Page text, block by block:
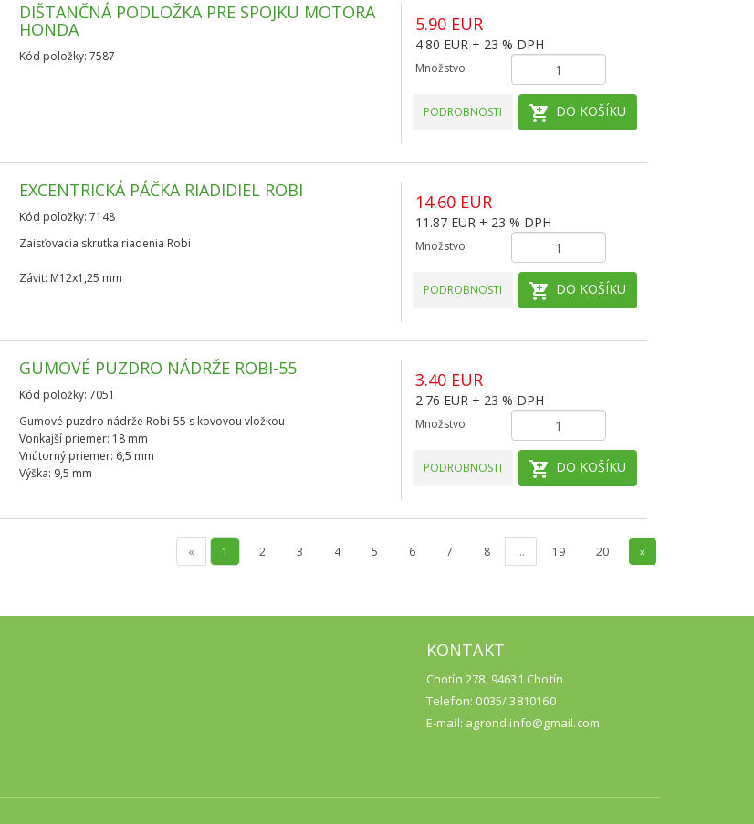
DIŠTANČNÁ PODLOŽKA PRE SPOJKU MOTORA
HONDA
Kód položky: 7587
5.90 EUR
4.80 EUR + 23 % DPH
Množstvo
PODROBNOSTI DO KOŠÍKU
EXCENTRICKÁ PÁČKA RIADIDIEL ROBI
Kód položky: 7148
Zaisťovacia skrutka riadenia Robi
Závit: M12x1,25 mm
14.60 EUR
11.87 EUR + 23 % DPH
Množstvo
PODROBNOSTI DO KOŠÍKU
GUMOVÉ PUZDRO NÁDRŽE ROBI-55
Kód položky: 7051
Gumové puzdro nádrže Robi-55 s kovovou vložkou
Vonkajší priemer: 18 mm
Vnútorný priemer: 6,5 mm
Výška: 9,5 mm
3.40 EUR
2.76 EUR + 23 % DPH
Množstvo
PODROBNOSTI DO KOŠÍKU
« 1 2 3 4 5 6 7 8 ... 19 20 »
KONTAKT
Chotín 278, 94631 Chotín
Telefon: 0035/ 3810160
E-mail: agrond.info@gmail.com